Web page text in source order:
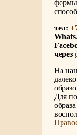
тел:
через
На
Для